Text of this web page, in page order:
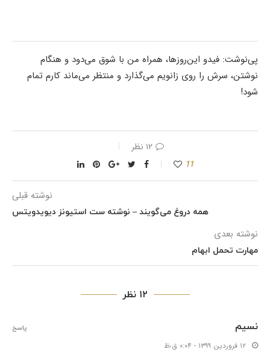
پی‌نوشت: فیدو این‌روزها، همراه من با شوق می‌دود و هنگام
نوشتن، سرش را روی زانویم می‌گذارد و منتظر می‌ماند کارم تمام
شود!
۱۲ نظر
11
نوشته قبلی
همه دروغ می‌گویند – نوشته ست استیونز دیویدویتس
نوشته بعدی
مهارت تحمل ابهام
۱۲ نظر
نسیم
۱۲ فروردین ۱۳۹۹ - ۰:۰۴ ق٫ظ
پاسخ